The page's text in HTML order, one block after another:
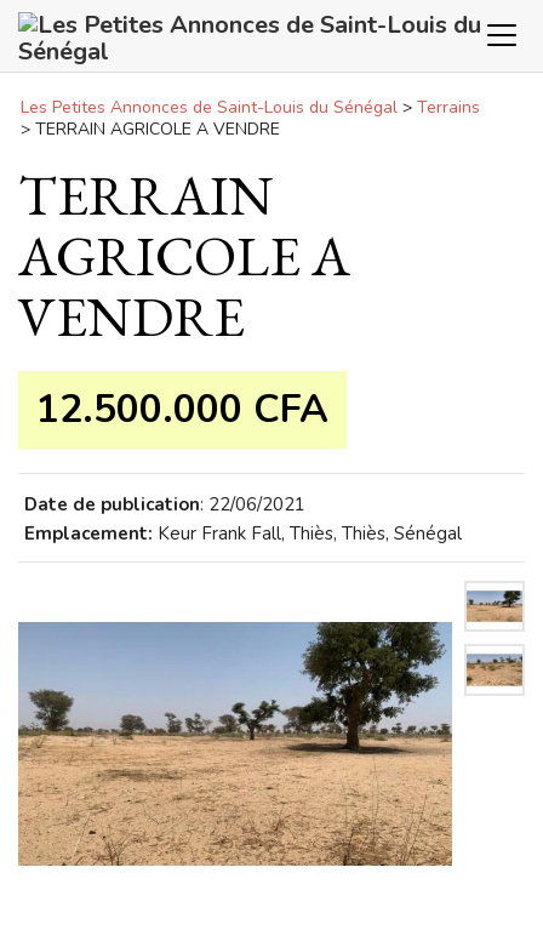
Les Petites Annonces de Saint-Louis du Sénégal > Terrains
> TERRAIN AGRICOLE A VENDRE
TERRAIN
AGRICOLE A
VENDRE
12.500.000 CFA
Date de publication: 22/06/2021
Emplacement: Keur Frank Fall, Thiès, Thiès, Sénégal
Panneau de gestion des cookies